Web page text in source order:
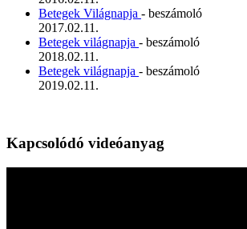
Betegek Világnapja - beszámoló
2017.02.11.
Betegek világnapja - beszámoló
2018.02.11.
Betegek világnapja - beszámoló
2019.02.11.
Kapcsolódó videóanyag